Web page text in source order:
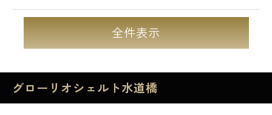
全件表示
グローリオシェルト水道橋